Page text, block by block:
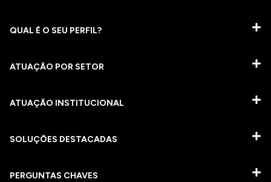
QUAL É O SEU PERFIL?
ATUAÇÃO POR SETOR
ATUAÇÃO INSTITUCIONAL
SOLUÇÕES DESTACADAS
PERGUNTAS CHAVES​